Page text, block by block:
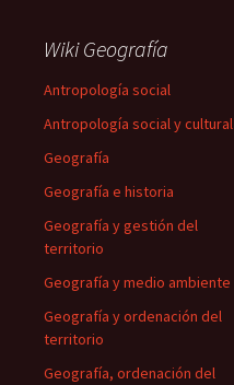
Wiki Geografía
Antropología social
Antropología social y cultural
Geografía
Geografía e historia
Geografía y gestión del
territorio
Geografía y medio ambiente
Geografía y ordenación del
territorio
Geografía, ordenación del